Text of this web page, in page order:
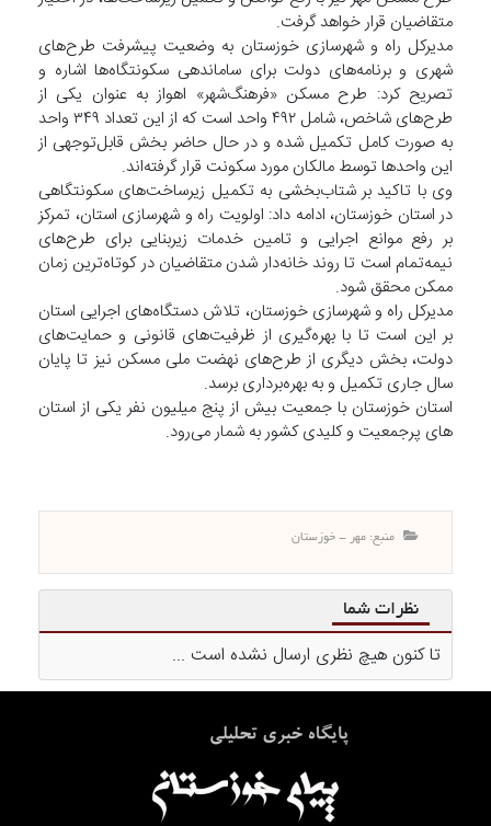
متقاضیان قرار خواهد گرفت.
مدیرکل راه و شهرسازی خوزستان به وضعیت پیشرفت طرح‌های
شهری و برنامه‌های دولت برای ساماندهی سکونتگاه‌ها اشاره و
تصریح کرد: طرح مسکن «فرهنگ‌شهر» اهواز به عنوان یکی از
طرح‌های شاخص، شامل ۴۹۲ واحد است که از این تعداد ۳۴۹ واحد
به صورت کامل تکمیل شده و در حال حاضر بخش قابل‌توجهی از
این واحدها توسط مالکان مورد سکونت قرار گرفته‌اند.
وی با تاکید بر شتاب‌بخشی به تکمیل زیرساخت‌های سکونتگاهی
در استان خوزستان، ادامه داد: اولویت راه و شهرسازی استان، تمرکز
بر رفع موانع اجرایی و تامین خدمات زیربنایی برای طرح‌های
نیمه‌تمام است تا روند خانه‌دار شدن متقاضیان در کوتاه‌ترین زمان
ممکن محقق شود.
مدیرکل راه و شهرسازی خوزستان، تلاش دستگاه‌های اجرایی استان
بر این است تا با بهره‌گیری از ظرفیت‌های قانونی و حمایت‌های
دولت، بخش دیگری از طرح‌های نهضت ملی مسکن نیز تا پایان
سال جاری تکمیل و به بهره‌برداری برسد.
استان خوزستان با جمعیت بیش از پنج میلیون نفر یکی از استان
های پرجمعیت و کلیدی کشور به شمار می‌رود.
منبع: مهر - خوزستان
نظرات شما
تا کنون هیچ نظری ارسال نشده است ...